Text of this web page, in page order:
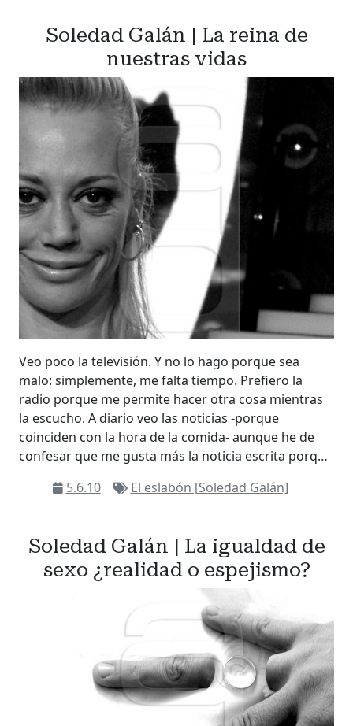
Soledad Galán | La reina de
nuestras vidas
Veo poco la televisión. Y no lo hago porque sea
malo: simplemente, me falta tiempo. Prefiero la
radio porque me permite hacer otra cosa mientras
la escucho. A diario veo las noticias -porque
coinciden con la hora de la comida- aunque he de
confesar que me gusta más la noticia escrita porq…
5.6.10
El eslabón [Soledad Galán]
Soledad Galán | La igualdad de
sexo ¿realidad o espejismo?